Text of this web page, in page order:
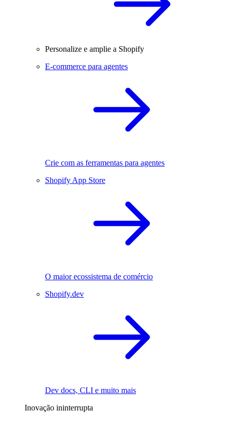
Personalize e amplie a Shopify
E-commerce para agentes
Crie com as ferramentas para agentes
Shopify App Store
O maior ecossistema de comércio
Shopify.dev
Dev docs, CLI e muito mais
Inovação ininterrupta